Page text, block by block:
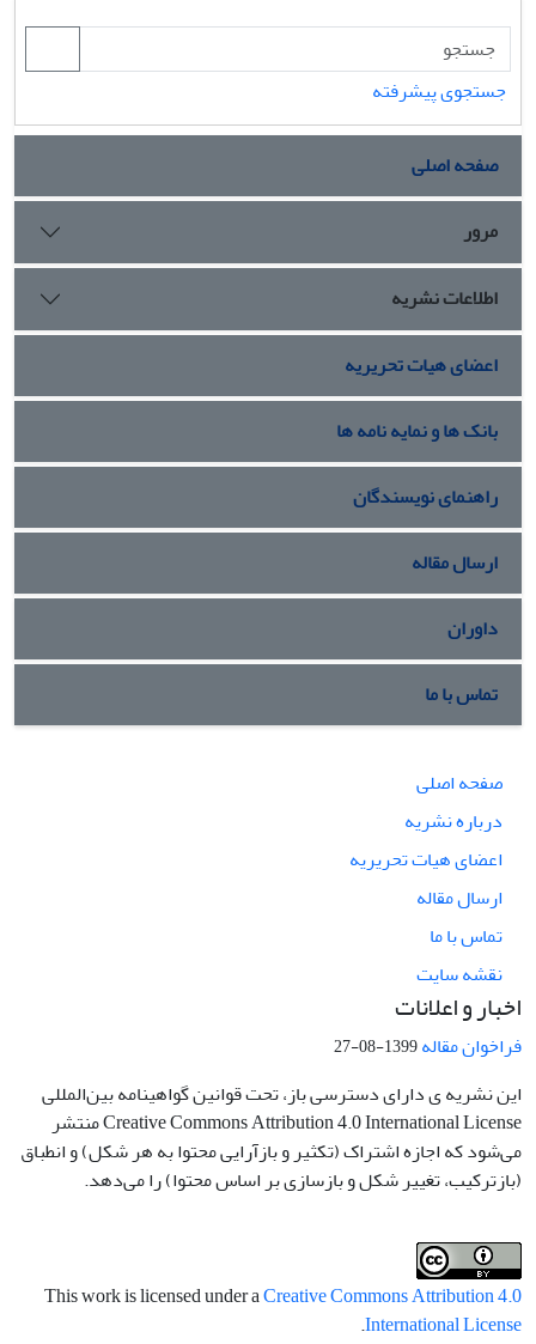
جستجوی پیشرفته
صفحه اصلی
مرور
اطلاعات نشریه
اعضای هیات تحریریه
بانک ها و نمایه نامه ها
راهنمای نویسندگان
ارسال مقاله
داوران
تماس با ما
صفحه اصلی
درباره نشریه
اعضای هیات تحریریه
ارسال مقاله
تماس با ما
نقشه سایت
اخبار و اعلانات
فراخوان مقاله1399-08-27
این نشریه ی دارای دسترسی باز، تحت قوانین گواهینامه بین‌المللی
Creative Commons Attribution 4.0 International License منتشر
می‌شود که اجازه اشتراک (تکثیر و بازآرایی محتوا به هر شکل) و انطباق
(بازترکیب، تغییر شکل و بازسازی بر اساس محتوا) را می‌دهد.
This work is licensed under aCreative Commons Attribution 4.0
International License
.